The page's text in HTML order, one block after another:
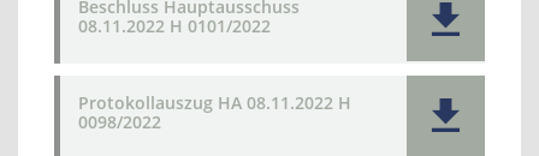
Beschluss Hauptausschuss
08.11.2022 H 0101/2022
Protokollauszug HA 08.11.2022 H
0098/2022